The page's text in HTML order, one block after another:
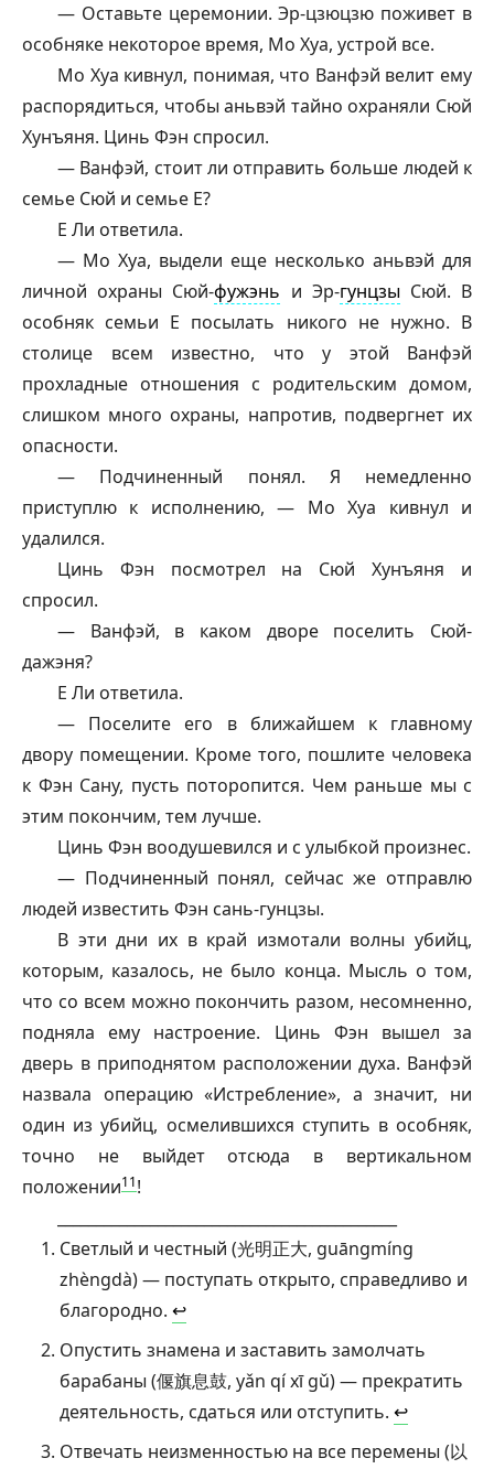
— Оставьте церемонии. Эр-цзюцзю поживет в
особняке некоторое время, Мо Хуа, устрой все.
Мо Хуа кивнул, понимая, что Ванфэй велит ему
распорядиться, чтобы аньвэй тайно охраняли Сюй
Хунъяня. Цинь Фэн спросил.
— Ванфэй, стоит ли отправить больше людей к
семье Сюй и семье Е?
Е Ли ответила.
— Мо Хуа, выдели еще несколько аньвэй для
личной охраны Сюй-фужэнь и Эр-гунцзыСюй. В
особняк семьи Е посылать никого не нужно. В
столице всем известно, что у этой Ванфэй
прохладные отношения с родительским домом,
слишком много охраны, напротив, подвергнет их
опасности.
— Подчиненный понял. Я немедленно
приступлю к исполнению, — Мо Хуа кивнул и
удалился.
Цинь Фэн посмотрел на Сюй Хунъяня и
спросил.
— Ванфэй, в каком дворе поселить Сюй-
дажэня?
Е Ли ответила.
— Поселите его в ближайшем к главному
двору помещении. Кроме того, пошлите человека
к Фэн Сану, пусть поторопится. Чем раньше мы с
этим покончим, тем лучше.
Цинь Фэн воодушевился и с улыбкой произнес.
— Подчиненный понял, сейчас же отправлю
людей известить Фэн сань-гунцзы.
В эти дни их в край измотали волны убийц,
которым, казалось, не было конца. Мысль о том,
что со всем можно покончить разом, несомненно,
подняла ему настроение. Цинь Фэн вышел за
дверь в приподнятом расположении духа. Ванфэй
назвала операцию «Истребление», а значит, ни
один из убийц, осмелившихся ступить в особняк,
точно не выйдет отсюда в вертикальном
положении11!
Светлый и честный (光明正大, guāngmíng
zhèngdà) — поступать открыто, справедливо и
благородно. ↩︎
Опустить знамена и заставить замолчать
барабаны (偃旗息鼓, yǎn qí xī gǔ) — прекратить
деятельность, сдаться или отступить. ↩︎
Отвечать неизменностью на все перемены (以